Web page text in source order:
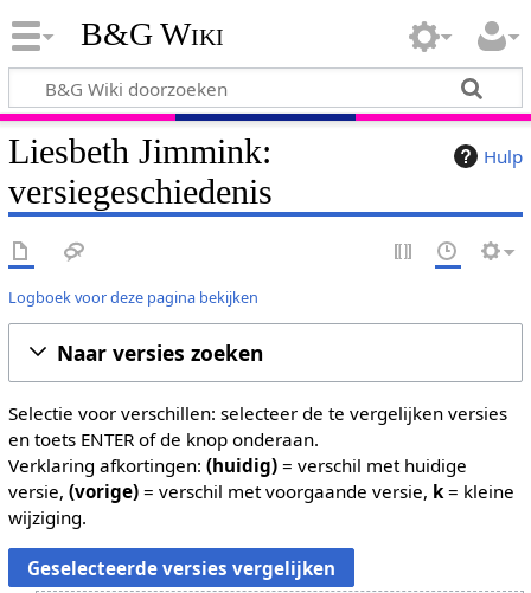
B&G Wiki
Hulp
Liesbeth Jimmink:
versiegeschiedenis
Logboek voor deze pagina bekijken
Naar versies zoeken
Selectie voor verschillen: selecteer de te vergelijken versies
en toets ENTER of de knop onderaan.
Verklaring afkortingen: (huidig)= verschil met huidige
versie, (vorige)= verschil met voorgaande versie, k= kleine
wijziging.